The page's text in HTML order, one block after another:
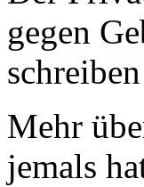
gegen
Mehr
jemals